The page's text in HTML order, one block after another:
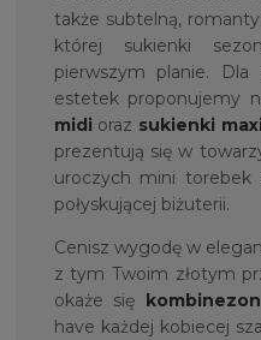
także subtelną,
której sukienki
pierwszym planie. Dla
estetek proponujemy
midi oraz sukienki maxi
prezentują się w
uroczych mini torebek
połyskującej biżuterii.
Cenisz wygodę w
z tym Twoim złotym
okaże się
have każdej kobiecej